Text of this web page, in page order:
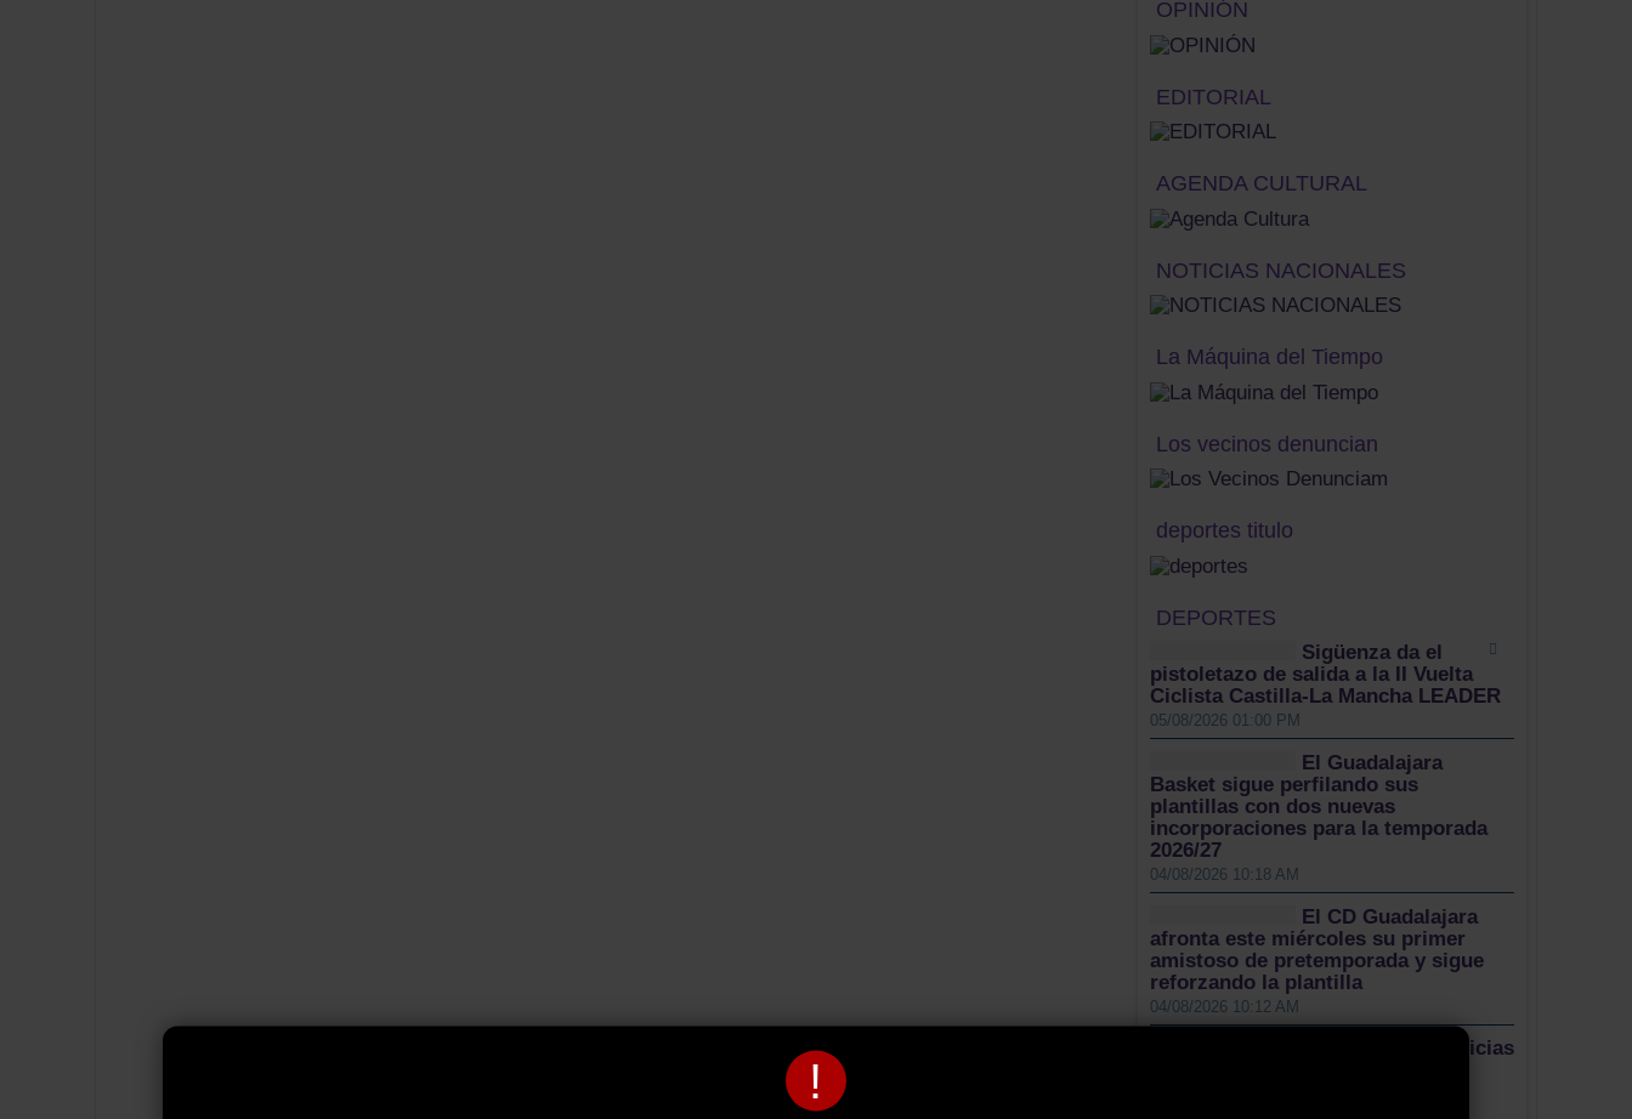
!
OPINIÓN
EDITORIAL
AGENDA CULTURAL
NOTICIAS NACIONALES
La Máquina del Tiempo
Los vecinos denuncian
deportes titulo
DEPORTES
Sigüenza da el
pistoletazo de salida a la II Vuelta
Ciclista Castilla-La Mancha LEADER
05/08/2026 01:00 PM
El Guadalajara
Basket sigue perfilando sus
plantillas con dos nuevas
incorporaciones para la temporada
2026/27
04/08/2026 10:18 AM
El CD Guadalajara
afronta este miércoles su primer
amistoso de pretemporada y sigue
reforzando la plantilla
04/08/2026 10:12 AM
Más noticias